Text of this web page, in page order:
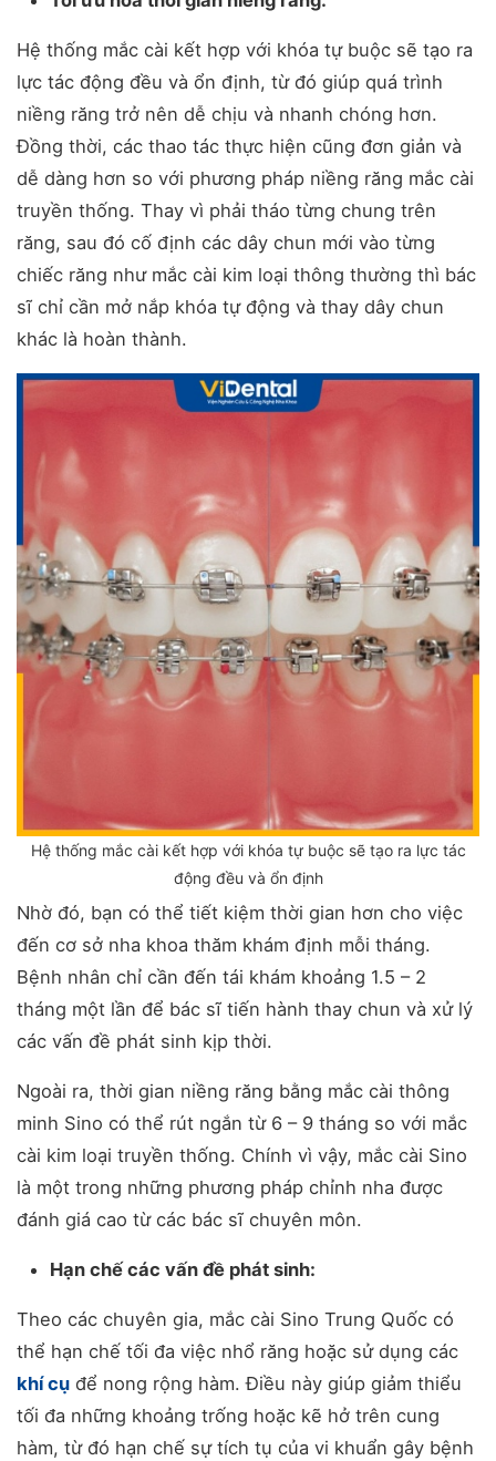
Hệ thống mắc cài kết hợp với khóa tự buộc sẽ tạo ra
lực tác động đều và ổn định, từ đó giúp quá trình
niềng răng trở nên dễ chịu và nhanh chóng hơn.
Đồng thời, các thao tác thực hiện cũng đơn giản và
dễ dàng hơn so với phương pháp niềng răng mắc cài
truyền thống. Thay vì phải tháo từng chung trên
răng, sau đó cố định các dây chun mới vào từng
chiếc răng như mắc cài kim loại thông thường thì bác
sĩ chỉ cần mở nắp khóa tự động và thay dây chun
khác là hoàn thành.
Hệ thống mắc cài kết hợp với khóa tự buộc sẽ tạo ra lực tác
động đều và ổn định
Nhờ đó, bạn có thể tiết kiệm thời gian hơn cho việc
đến cơ sở nha khoa thăm khám định mỗi tháng.
Bệnh nhân chỉ cần đến tái khám khoảng 1.5 – 2
tháng một lần để bác sĩ tiến hành thay chun và xử lý
các vấn đề phát sinh kịp thời.
Ngoài ra, thời gian niềng răng bằng mắc cài thông
minh Sino có thể rút ngắn từ 6 – 9 tháng so với mắc
cài kim loại truyền thống. Chính vì vậy, mắc cài Sino
là một trong những phương pháp chỉnh nha được
đánh giá cao từ các bác sĩ chuyên môn.
Hạn chế các vấn đề phát sinh:
Theo các chuyên gia, mắc cài Sino Trung Quốc có
thể hạn chế tối đa việc nhổ răng hoặc sử dụng các
khí cụ để nong rộng hàm. Điều này giúp giảm thiểu
tối đa những khoảng trống hoặc kẽ hở trên cung
hàm, từ đó hạn chế sự tích tụ của vi khuẩn gây bệnh